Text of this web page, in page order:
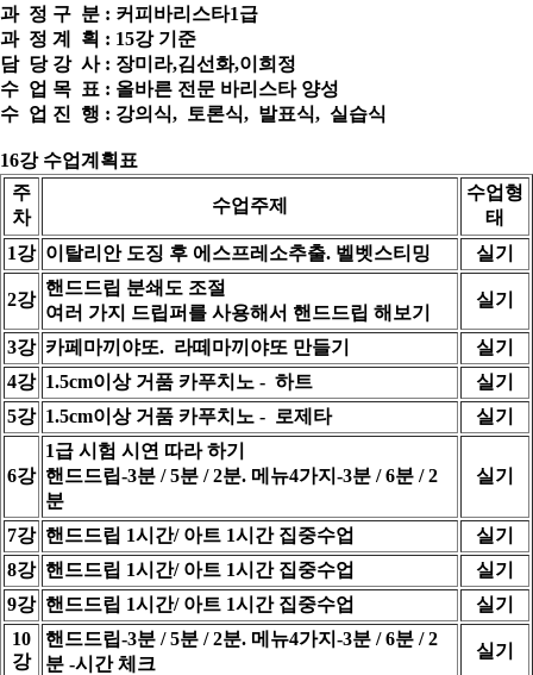
과 정 구 분 : 커피바리스타1급
과 정 계 획 : 15강 기준
담 당 강 사 : 장미라,김선화,이희정
수 업 목 표 : 올바른 전문 바리스타 양성
수 업 진 행 : 강의식, 토론식, 발표식, 실습식
16강 수업계획표
주
차
수업주제
수업형
태
1강 이탈리안 도징 후 에스프레소추출. 벨벳스티밍 실기
2강
핸드드립 분쇄도 조절
여러 가지 드립퍼를 사용해서 핸드드립 해보기
실기
3강 카페마끼야또. 라떼마끼야또 만들기
실기
4강 1.5cm이상 거품 카푸치노 - 하트
실기
5강 1.5cm이상 거품 카푸치노 - 로제타 실기
6강
1급 시험 시연 따라 하기
핸드드립-3분 / 5분 / 2분. 메뉴4가지-3분 / 6분 / 2
분
실기
7강 핸드드립 1시간/ 아트 1시간 집중수업
실기
8강 핸드드립 1시간/ 아트 1시간 집중수업
실기
9강 핸드드립 1시간/ 아트 1시간 집중수업
실기
10
강
핸드드립-3분 / 5분 / 2분. 메뉴4가지-3분 / 6분 / 2
분 -시간 체크
실기